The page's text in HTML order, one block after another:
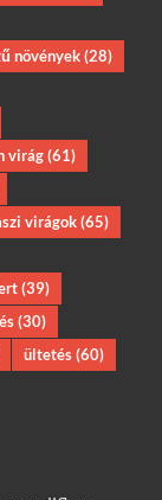
növények(28)
virág(61)
virágok(65)
(39)
(30)
ültetés(60)